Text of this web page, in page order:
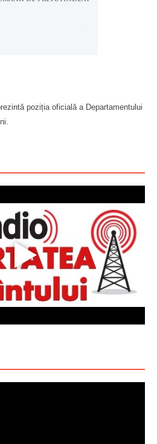
poziția oficială a Departamentului